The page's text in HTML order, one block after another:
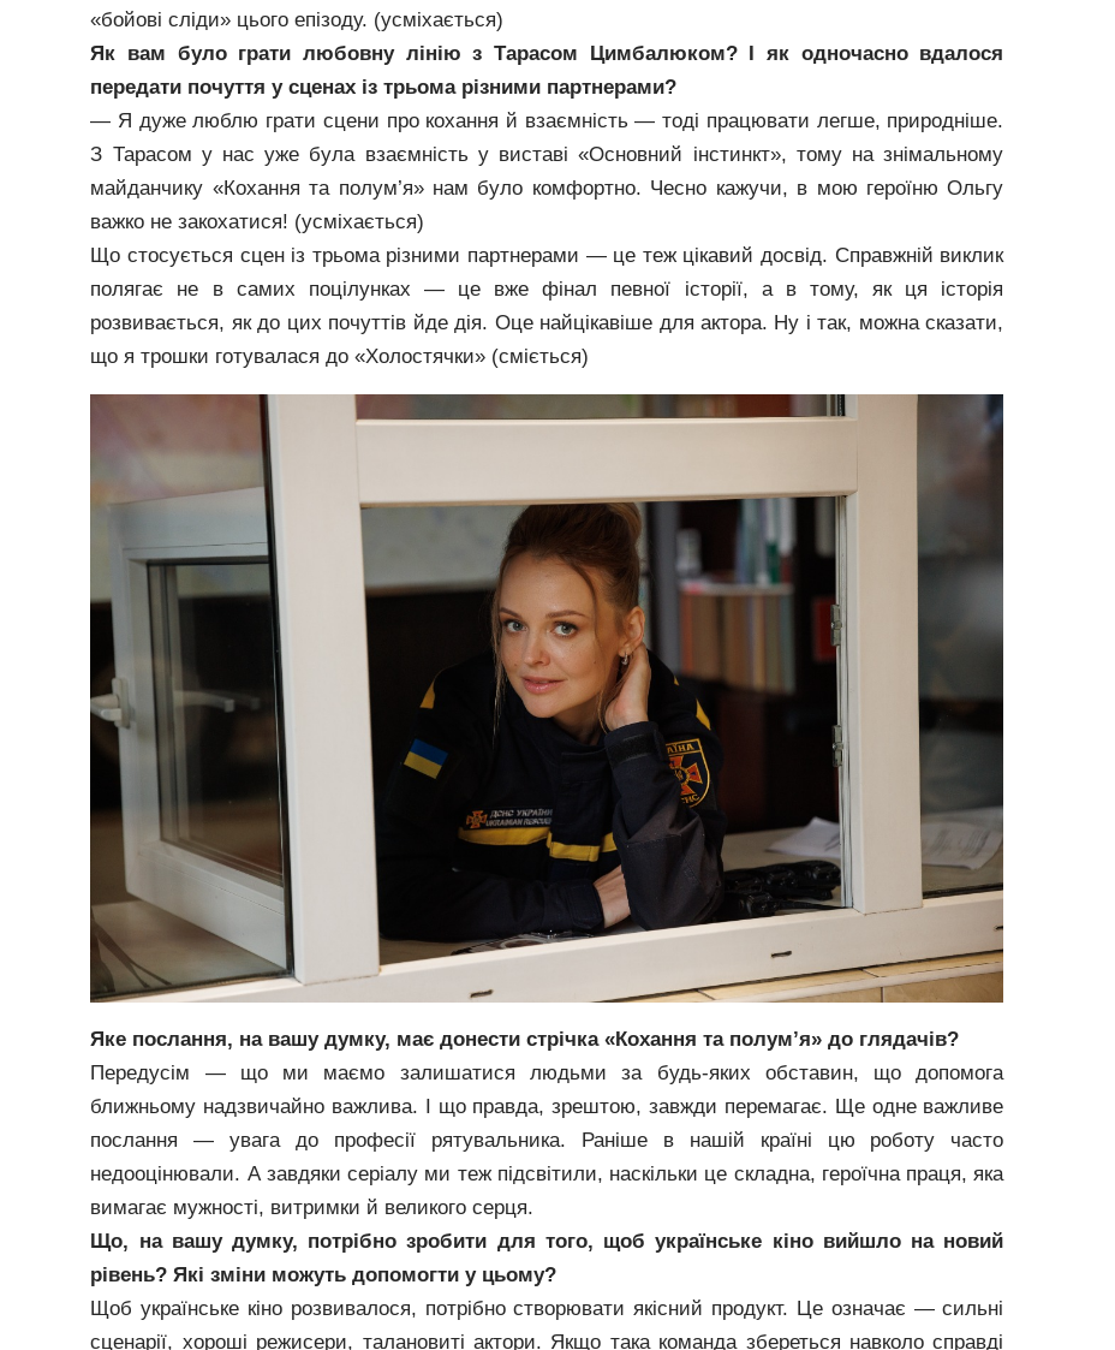
«бойові сліди» цього епізоду. (усміхається)
Як вам було грати любовну лінію з Тарасом Цимбалюком? І як одночасно вдалося
передати почуття у сценах із трьома різними партнерами?
— Я дуже люблю грати сцени про кохання й взаємність — тоді працювати легше, природніше.
З Тарасом у нас уже була взаємність у виставі «Основний інстинкт», тому на знімальному
майданчику «Кохання та полум’я» нам було комфортно. Чесно кажучи, в мою героїню Ольгу
важко не закохатися! (усміхається)
Що стосується сцен із трьома різними партнерами — це теж цікавий досвід. Справжній виклик
полягає не в самих поцілунках — це вже фінал певної історії, а в тому, як ця історія
розвивається, як до цих почуттів йде дія. Оце найцікавіше для актора. Ну і так, можна сказати,
що я трошки готувалася до «Холостячки» (сміється)
Яке послання, на вашу думку, має донести стрічка «Кохання та полум’я» до глядачів?
Передусім — що ми маємо залишатися людьми за будь-яких обставин, що допомога
ближньому надзвичайно важлива. І що правда, зрештою, завжди перемагає. Ще одне важливе
послання — увага до професії рятувальника. Раніше в нашій країні цю роботу часто
недооцінювали. А завдяки серіалу ми теж підсвітили, наскільки це складна, героїчна праця, яка
вимагає мужності, витримки й великого серця.
Що, на вашу думку, потрібно зробити для того, щоб українське кіно вийшло на новий
рівень? Які зміни можуть допомогти у цьому?
Щоб українське кіно розвивалося, потрібно створювати якісний продукт. Це означає — сильні
сценарії, хороші режисери, талановиті актори. Якщо така команда збереться навколо справді